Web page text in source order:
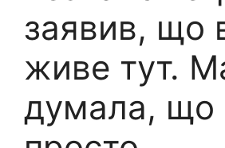
заявив, що
живе тут.
думала, що